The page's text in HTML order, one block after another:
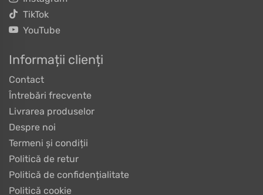
TikTok
YouTube
Informații clienți
Contact
Întrebări frecvente
Livrarea produselor
Despre noi
Termeni și condiții
Politică de retur
Politică de confidențialitate
Politică cookie